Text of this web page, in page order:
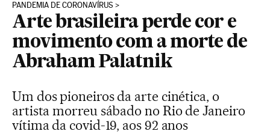
PANDEMIA DE CORONAVÍRUS
Arte brasileira perde cor e
movimento com a morte de
Abraham Palatnik
Um dos pioneiros da arte cinética, o
artista morreu sábado no Rio de Janeiro
vítima da covid-19, aos 92 anos